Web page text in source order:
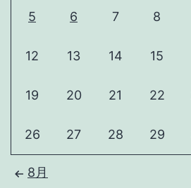
5 6 7 8
12 13 14 15
19 20 21 22
26 27 28 29
8月